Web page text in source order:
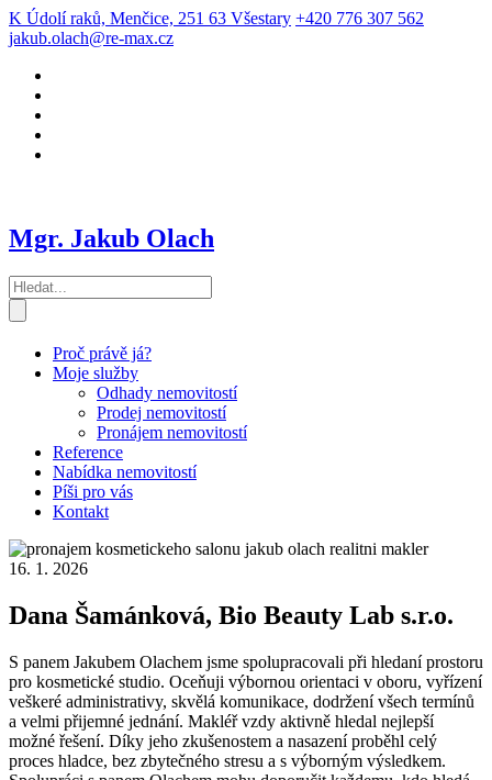
K Údolí raků, Menčice, 251 63 Všestary +420 776 307 562
jakub.olach@re-max.cz
Mgr. Jakub Olach
Proč právě já?
Moje služby
Odhady nemovitostí
Prodej nemovitostí
Pronájem nemovitostí
Reference
Nabídka nemovitostí
Píši pro vás
Kontakt
16. 1. 2026
Dana Šamánková, Bio Beauty Lab s.r.o.
S panem Jakubem Olachem jsme spolupracovali při hledaní prostoru
pro kosmetické studio. Oceňuji výbornou orientaci v oboru, vyřízení
veškeré administrativy, skvělá komunikace, dodržení všech termínů
a velmi přijemné jednání. Makléř vzdy aktivně hledal nejlepší
možné řešení. Díky jeho zkušenostem a nasazení proběhl celý
proces hladce, bez zbytečného stresu a s výborným výsledkem.